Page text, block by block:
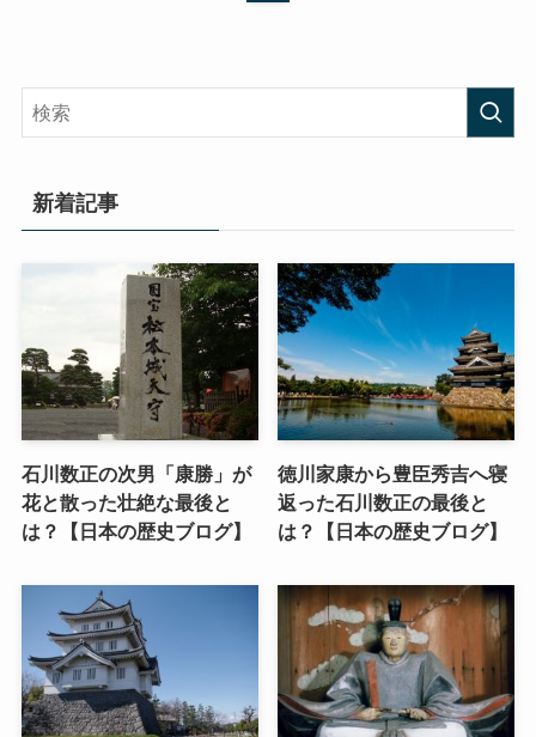
新着記事
石川数正の次男「康勝」が
花と散った壮絶な最後と
は？【日本の歴史ブログ】
徳川家康から豊臣秀吉へ寝
返った石川数正の最後と
は？【日本の歴史ブログ】